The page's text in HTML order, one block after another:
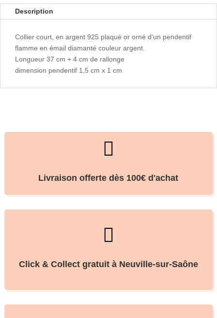
Description
Collier court, en argent 925 plaqué or orné d'un pendentif
flamme en émail diamanté couleur argent.
Longueur 37 cm + 4 cm de rallonge
dimension pendentif 1,5 cm x 1 cm

Livraison offerte dès 100€ d'achat

Click & Collect gratuit à Neuville-sur-Saône